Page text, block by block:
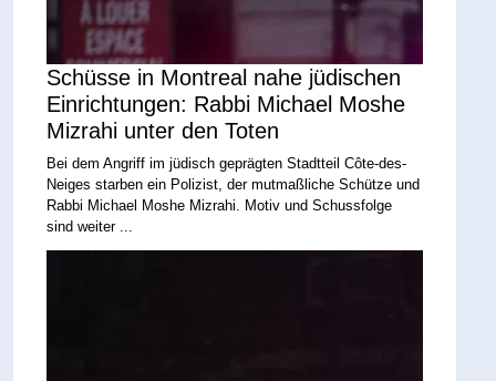
Schüsse in Montreal nahe jüdischen
Einrichtungen: Rabbi Michael Moshe
Mizrahi unter den Toten
Bei dem Angriff im jüdisch geprägten Stadtteil Côte-des-
Neiges starben ein Polizist, der mutmaßliche Schütze und
Rabbi Michael Moshe Mizrahi. Motiv und Schussfolge
sind weiter ...